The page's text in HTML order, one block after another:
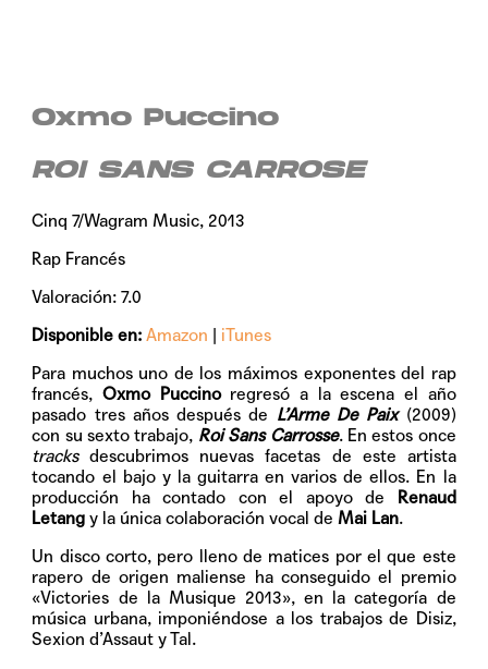
Oxmo Puccino
ROI SANS CARROSE
Cinq 7/Wagram Music, 2013
Rap Francés
Valoración: 7.0
Disponible en: Amazon
iTunes
Para muchos uno de los máximos exponentes del rap
francés,Oxmo Puccinoregresó a la escena el año
pasado tres años después de L’Arme De Paix(2009)
con su sexto trabajo, Roi Sans Carrosse. En estos once
tracksdescubrimos nuevas facetas de este artista
tocando el bajo y la guitarra en varios de ellos. En la
producción ha contado con el apoyo de
Renaud
Letang y la única colaboración vocal deMai Lan.
Un disco corto, pero lleno de matices por el que este
rapero de origen maliense ha conseguido el premio
«Victories de la Musique 2013», en la categoría de
música urbana, imponiéndose a los trabajos de Disiz,
Sexion d’Assaut y Tal.